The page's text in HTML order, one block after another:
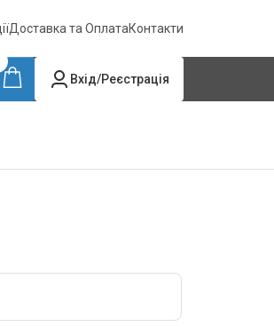
Доставка та ОплатаКонтакти
Вхід/Реєстрація